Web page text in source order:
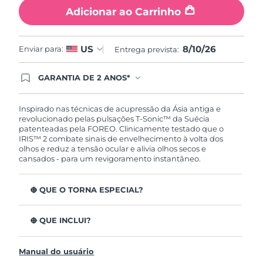
Adicionar ao Carrinho
Enviar para: US Entrega prevista: 8/10/26
GARANTIA DE 2 ANOS*
significa que se você tiver qualquer problema até
2 anos após a compra, a FOREO substituirá seu
produto gratuitamente.*exceto pelo Luna FOFO
e Luna Play plus cuja garantia é de 90 dias.
Inspirado nas técnicas de acupressão da Ásia antiga e
revolucionado pelas pulsações T-Sonic™ da Suécia
patenteadas pela FOREO. Clinicamente testado que o
IRIS™ 2 combate sinais de envelhecimento à volta dos
olhos e reduz a tensão ocular e alivia olhos secos e
cansados - para um revigoramento instantâneo.
O QUE O TORNA ESPECIAL?
olhos seguro e eficaz.
3,5x mais eficaz na redução de papos*
Reduz as olheiras em 70%* e os pés de galinha e as
O QUE INCLUI?
Cabo de carregamento USB
Manual do usuário
Tailândia Entrega prevista 13/08/2026
Turquia Entrega prevista10/08/2026
Emirados Árabes
Unidos
Estados Unidos Entrega prevista10/08/2026
Uzbequistão Entrega prevista
Vietnã Entrega prevista